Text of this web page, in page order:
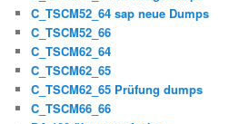
C_TSCM52_64 sap neue Dumps
C_TSCM52_66
C_TSCM62_64
C_TSCM62_65
C_TSCM62_65 Prüfung dumps
C_TSCM66_66